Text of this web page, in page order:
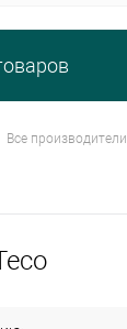
Все производители